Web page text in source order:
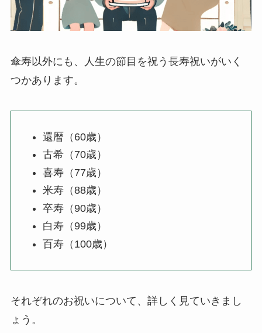
傘寿以外にも、人生の節目を祝う長寿祝いがいく
つかあります。
還暦（60歳）
古希（70歳）
喜寿（77歳）
米寿（88歳）
卒寿（90歳）
白寿（99歳）
百寿（100歳）
それぞれのお祝いについて、詳しく見ていきまし
ょう。